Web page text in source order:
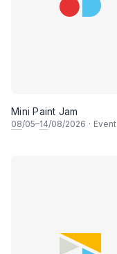
Mini Paint Jam
08/05–14/08/2026 · Event